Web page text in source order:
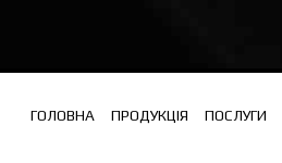
ГОЛОВНА ПРОДУКЦІЯ ПОСЛУГИ